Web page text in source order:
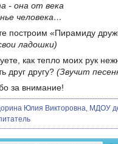
- она от века
человека…
построим «Пирамиду
ладошки)
как тепло моих рук
друг другу? (Звучит
за внимание!
Юлия Викторовна, МДОУ